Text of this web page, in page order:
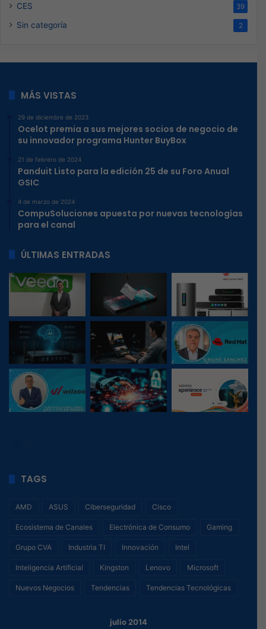
CES 39
Sin categoría 2
MÁS VISTAS
29 de diciembre de 2023
Ocelot premia a sus mejores socios de negocio de
su innovador programa Hunter BuyBox
21 de febrero de 2024
Panduit Listo para la edición 25 de su Foro Anual
GSIC
4 de marzo de 2024
CompuSoluciones apuesta por nuevas tecnologías
para el canal
ÚLTIMAS ENTRADAS
TAGS
AMD ASUS Ciberseguridad Cisco
Ecosistema de Canales Electrónica de Consumo Gaming
Grupo CVA Industria TI Innovación Intel
Inteligencia Artificial Kingston Lenovo Microsoft
Nuevos Negocios Tendencias Tendencias Tecnológicas
julio 2014